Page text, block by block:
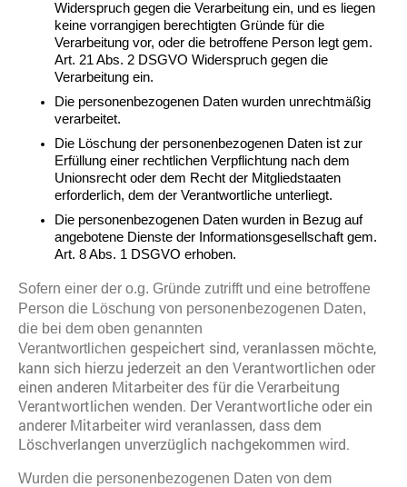
Widerspruch gegen die Verarbeitung ein, und es liegen
keine vorrangigen berechtigten Gründe für die
Verarbeitung vor, oder die betroffene Person legt gem.
Art. 21 Abs. 2 DSGVO Widerspruch gegen die
Verarbeitung ein.
Die personenbezogenen Daten wurden unrechtmäßig
verarbeitet.
Die Löschung der personenbezogenen Daten ist zur
Erfüllung einer rechtlichen Verpflichtung nach dem
Unionsrecht oder dem Recht der Mitgliedstaaten
erforderlich, dem der Verantwortliche unterliegt.
Die personenbezogenen Daten wurden in Bezug auf
angebotene Dienste der Informationsgesellschaft gem.
Art. 8 Abs. 1 DSGVO erhoben.
Sofern einer der o.g. Gründe zutrifft und eine betroffene
Person die Löschung von personenbezogenen Daten,
die bei dem oben genannten
Verantwortlichen gespeichert sind, veranlassen möchte,
kann sich hierzu jederzeit an den Verantwortlichen oder
einen anderen Mitarbeiter des für die Verarbeitung
Verantwortlichen wenden. Der Verantwortliche oder ein
anderer Mitarbeiter wird veranlassen, dass dem
Löschverlangen unverzüglich nachgekommen wird.
Wurden die personenbezogenen Daten von dem